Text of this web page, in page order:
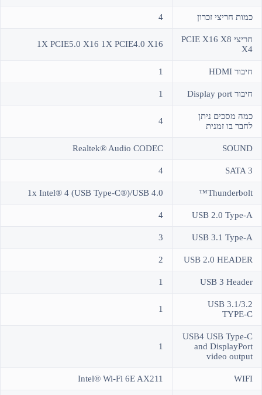
כמות חריצי זכרון 4
חריצי PCIE X16 X8
X4
1X PCIE5.0 X16 1X PCIE4.0 X16
חיבור HDMI 1
חיבור Display port 1
כמה מסכים ניתן
לחבר בו זמנית
4
SOUND
Realtek® Audio CODEC
SATA 3
4
Thunderbolt™
1x Intel® 4 (USB Type-C®)/USB 4.0
USB 2.0 Type-A
4
USB 3.1 Type-A
3
USB 2.0 HEADER
2
USB 3 Header
1
USB 3.1/3.2
TYPE-C
1
USB4 USB Type-C
and DisplayPort
video output
1
WIFI
Intel® Wi-Fi 6E AX211